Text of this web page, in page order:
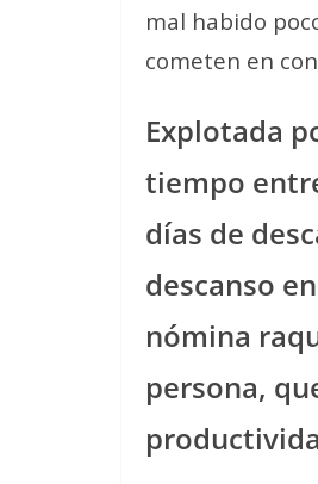
mal habido
cometen en
Explotada
tiempo
días de
descanso
nómina
persona,